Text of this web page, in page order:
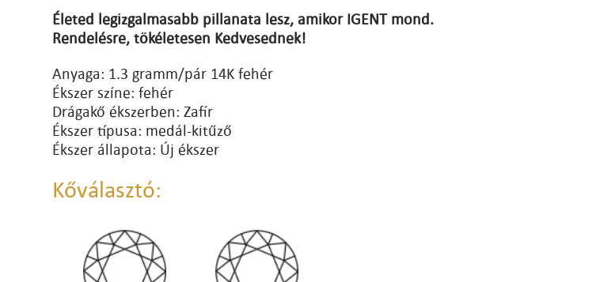
Életed legizgalmasabb pillanata lesz, amikor IGENT mond.
Rendelésre, tökéletesen Kedvesednek!
Anyaga: 1.3 gramm/pár 14K fehér
Ékszer színe: fehér
Drágakő ékszerben: Zafír
Ékszer típusa: medál-kitűző
Ékszer állapota: Új ékszer
Kőválasztó: